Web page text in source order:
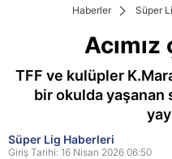
Haberler Süper
TFF ve kulüpler
bir okulda yaşanan
Süper Lig Haberleri
Giriş Tarihi: 16 Nisan 2026 06:50